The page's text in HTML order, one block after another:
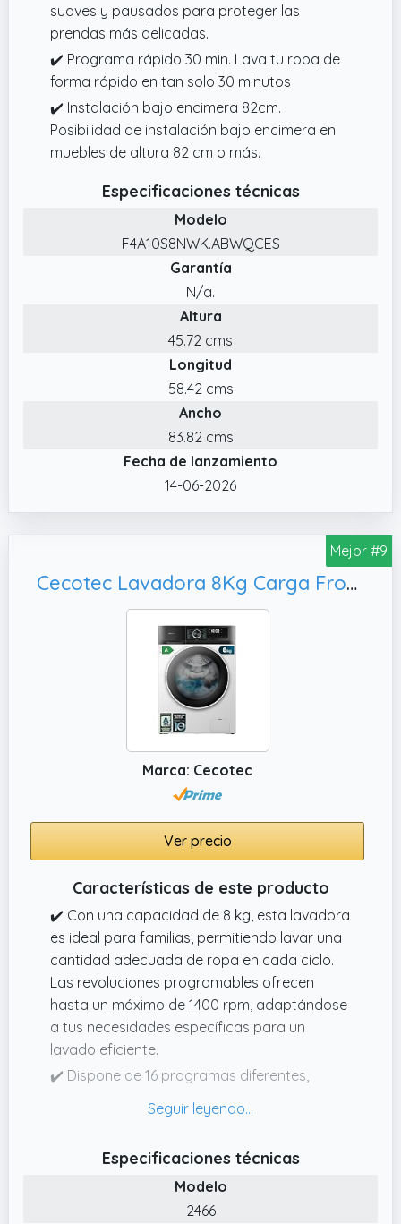
suaves y pausados para proteger las
prendas más delicadas.
✔️ Programa rápido 30 min. Lava tu ropa de
forma rápido en tan solo 30 minutos
✔️ Instalación bajo encimera 82cm.
Posibilidad de instalación bajo encimera en
muebles de altura 82 cm o más.
Especificaciones técnicas
Modelo
F4A10S8NWK.ABWQCES
Garantía
N/a.
Altura
45.72 cms
Longitud
58.42 cms
Ancho
83.82 cms
Fecha de lanzamiento
14-06-2026
Mejor #9
Cecotec Lavadora 8Kg Carga Frontal Bolero Dresscode 8500 Inverter A. 1900W, Blanco
Marca: Cecotec
Ver precio
Características de este producto
✔️ Con una capacidad de 8 kg, esta lavadora
es ideal para familias, permitiendo lavar una
cantidad adecuada de ropa en cada ciclo.
Las revoluciones programables ofrecen
hasta un máximo de 1400 rpm, adaptándose
a tus necesidades específicas para un
lavado eficiente.
✔️ Dispone de 16 programas diferentes,
4060, Lana, Prelavado, Camisetas, Deporte,
Centrifugado/Drenaje, Centrifugado,
Limpieza tambor, Delicado y Algodón 20ºC.
Esta amplia gama asegura que siempre
Especificaciones técnicas
Modelo
2466